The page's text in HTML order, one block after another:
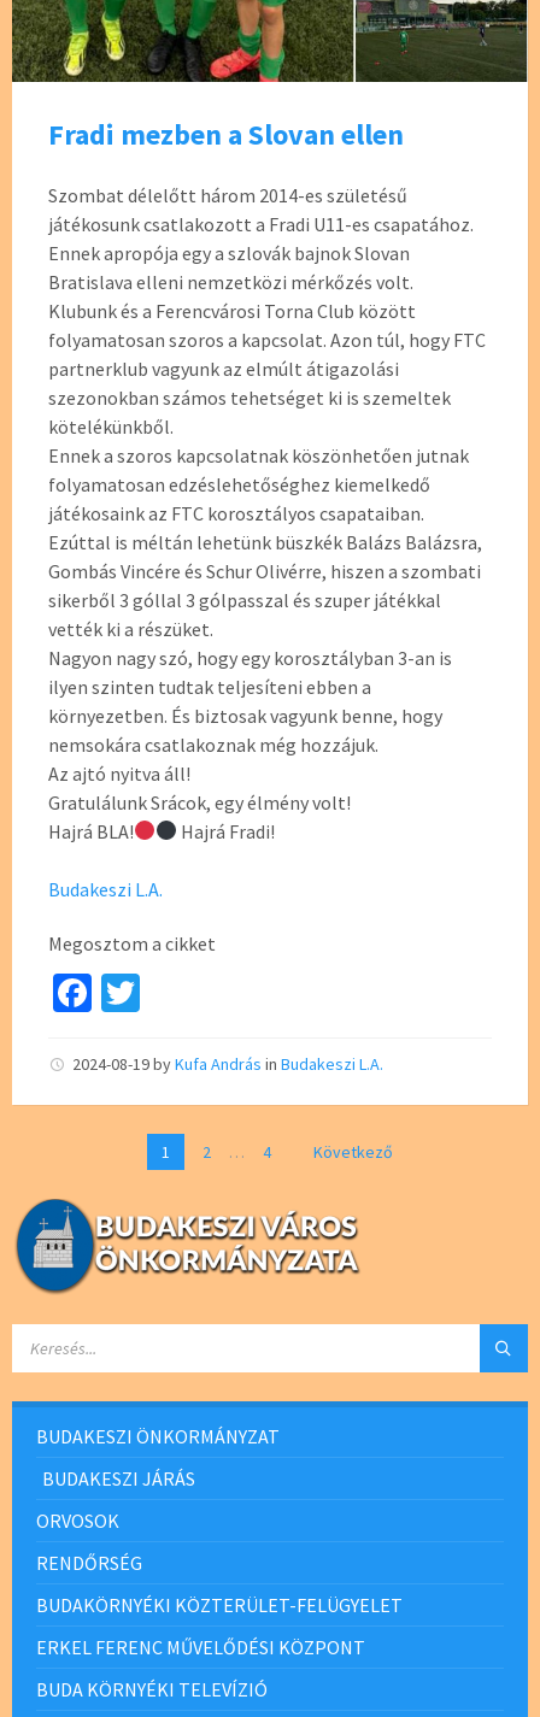
Fradi mezben a Slovan ellen
Szombat délelőtt három 2014-es születésű
játékosunk csatlakozott a Fradi U11-es csapatához.
Ennek apropója egy a szlovák bajnok Slovan
Bratislava elleni nemzetközi mérkőzés volt.
Klubunk és a Ferencvárosi Torna Club között
folyamatosan szoros a kapcsolat. Azon túl, hogy FTC
partnerklub vagyunk az elmúlt átigazolási
szezonokban számos tehetséget ki is szemeltek
kötelékünkből.
Ennek a szoros kapcsolatnak köszönhetően jutnak
folyamatosan edzéslehetőséghez kiemelkedő
játékosaink az FTC korosztályos csapataiban.
Ezúttal is méltán lehetünk büszkék Balázs Balázsra,
Gombás Vincére és Schur Olivérre, hiszen a szombati
sikerből 3 góllal 3 gólpasszal és szuper játékkal
vették ki a részüket.
Nagyon nagy szó, hogy egy korosztályban 3-an is
ilyen szinten tudtak teljesíteni ebben a
környezetben. És biztosak vagyunk benne, hogy
nemsokára csatlakoznak még hozzájuk.
Az ajtó nyitva áll!
Gratulálunk Srácok, egy élmény volt!
Hajrá BLA!
Hajrá Fradi!
Budakeszi L.A.
Megosztom a cikket
Fa
b
o
tt
er
2024-08-19byKufa András in Budakeszi L.A.
1 2 … 4 Következő
BUDAKESZI ÖNKORMÁNYZAT
BUDAKESZI JÁRÁS
ORVOSOK
RENDŐRSÉG
BUDAKÖRNYÉKI KÖZTERÜLET-FELÜGYELET
ERKEL FERENC MŰVELŐDÉSI KÖZPONT
BUDA KÖRNYÉKI TELEVÍZIÓ